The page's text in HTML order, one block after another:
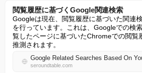
閲覧履歴に基づくGoogle関連検索
Googleは現在、閲覧履歴に基づいた関連
を行っています。これは、Googleでの検
覧したページに基づいたChromeでの閲覧
推測されます。
seroundtable.com